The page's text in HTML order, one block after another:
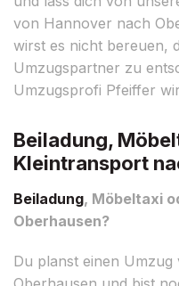
von Hannover nach
wirst es nicht bereuen,
Umzugspartner zu
Umzugsprofi Pfeiffer
Beiladung,
Kleintransport
Beiladung, Möbeltaxi
Oberhausen?
Du planst einen